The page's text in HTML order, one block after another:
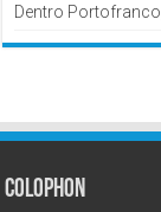
Dentro
Colophon